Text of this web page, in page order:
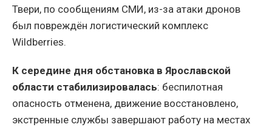
Твери, по сообщениям СМИ, из-за атаки дронов
был повреждён логистический комплекс
Wildberries.
К середине дня обстановка в Ярославской
области стабилизировалась: беспилотная
опасность отменена, движение восстановлено,
экстренные службы завершают работу на местах